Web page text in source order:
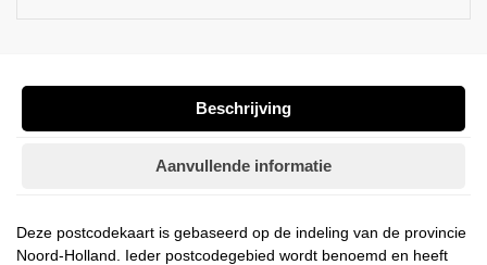
Beschrijving
Aanvullende informatie
Deze postcodekaart is gebaseerd op de indeling van de provincie
Noord-Holland. Ieder postcodegebied wordt benoemd en heeft